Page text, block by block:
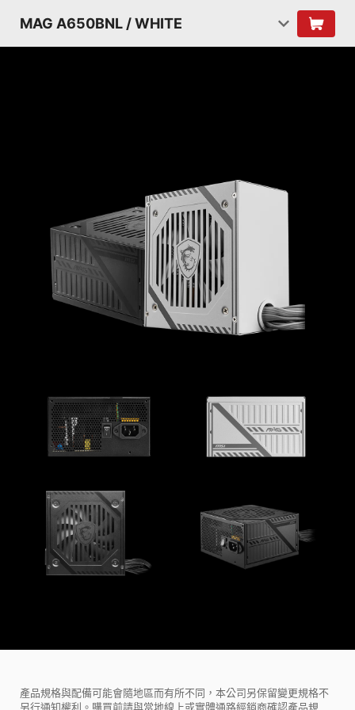
MAG A650BNL / WHITE
產品規格與配備可能會隨地區而有所不同，本公司另保留變更規格不
另行通知權利。購買前請與當地線上或實體通路經銷商確認產品規